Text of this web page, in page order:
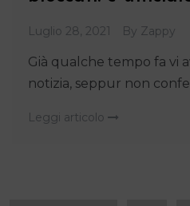
Luglio 28, 2021 By Zappy
Già qualche tempo fa vi
notizia, seppur non
Leggi articolo